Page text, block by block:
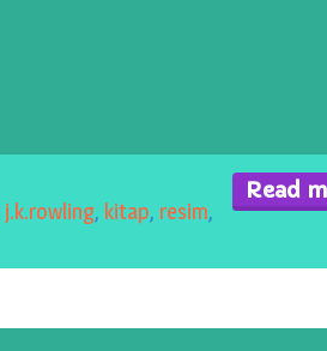
Read
j.k.rowling, kitap, resim,